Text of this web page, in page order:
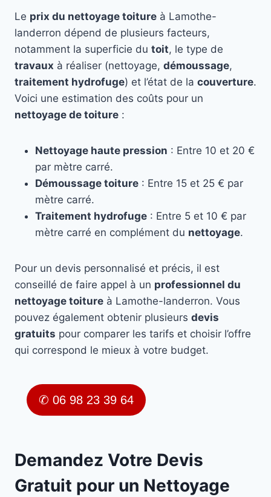
Le prix du nettoyage toiture à Lamothe-
landerron dépend de plusieurs facteurs,
notamment la superficie du toit, le type de
travaux à réaliser (nettoyage, démoussage,
traitement hydrofuge) et l’état de la couverture.
Voici une estimation des coûts pour un
nettoyage de toiture :
Nettoyage haute pression : Entre 10 et 20 €
par mètre carré.
Démoussage toiture : Entre 15 et 25 € par
mètre carré.
Traitement hydrofuge : Entre 5 et 10 € par
mètre carré en complément du nettoyage.
Pour un devis personnalisé et précis, il est
conseillé de faire appel à un professionnel du
nettoyage toiture à Lamothe-landerron. Vous
pouvez également obtenir plusieurs devis
gratuits pour comparer les tarifs et choisir l’offre
qui correspond le mieux à votre budget.
✆ 06 98 23 39 64
Demandez Votre Devis
Gratuit pour un Nettoyage